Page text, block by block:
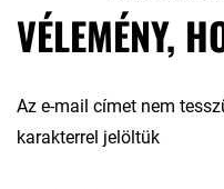
VÉLEMÉNY,
Az e-mail címet nem
karakterrel jelöltük